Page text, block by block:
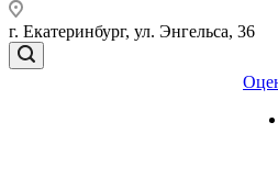
г. Екатеринбург, ул. Энгельса, 36